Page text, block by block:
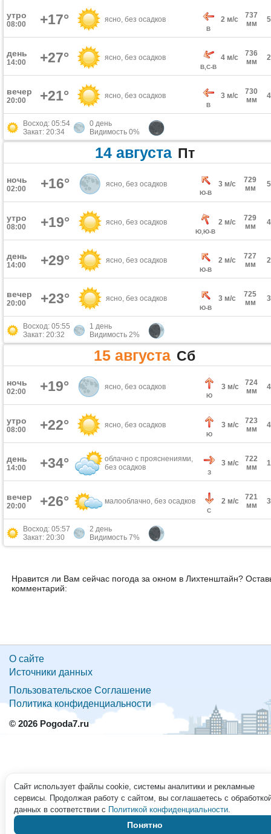
утро
08:00 +17° ясно, без осадков
В
2 м/с
737
мм
день
14:00 +27° ясно, без осадков
В,С-В
4 м/с
736
мм
вечер
20:00 +21° ясно, без осадков
В
3 м/с
730
мм
Восход: 05:54
Закат: 20:34
0 день
Видимость 0%
14 августа Пт
ночь
02:00 +16° ясно, без осадков
Ю-В
3 м/с
729
мм
утро
08:00 +19° ясно, без осадков
Ю,Ю-В
2 м/с
729
мм
день
14:00 +29° ясно, без осадков
Ю-В
2 м/с
727
мм
вечер
20:00 +23° ясно, без осадков
Ю-В
3 м/с
725
мм
Восход: 05:55
Закат: 20:32
1 день
Видимость 2%
15 августа Сб
ночь
02:00 +19° ясно, без осадков
Ю
3 м/с
724
мм
утро
08:00 +22° ясно, без осадков
Ю
3 м/с
723
мм
день
14:00 +34°
облачно с прояснениями,
без осадков
З
3 м/с
722
мм
вечер
20:00 +26° малооблачно, без осадков
С
2 м/с
721
мм
Восход: 05:57
Закат: 20:30
2 день
Видимость 7%
Нравится ли Вам сейчас погода за окном в Лихтенштайн?
комментарий:
О сайте
Источники данных
Пользовательское Соглашение
Политика конфиденциальности
© 2026 Pogoda7.ru
Сайт использует файлы cookie, системы аналитики и рекламные
сервисы. Продолжая работу с сайтом, вы соглашаетесь с
данных в соответствии с Политикой конфиденциальности.
Понятно